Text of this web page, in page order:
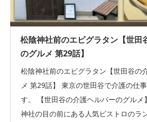
松陰神社前のエビグラタン【世田
のグルメ 第29話】
松陰神社前のエビグラタン【世田谷の
メ 第29話】 東京の世田谷で介護の仕
す。 【世田谷の介護ヘルパーのグルメ
神社の目の前にある人気ビストロのラ